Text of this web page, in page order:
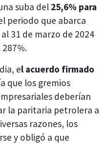
suba del 25,6% para
periodo que abarca
31 de marzo de 2024
el acuerdo firmado
que los gremios
deberían
la paritaria petrolera a
razones, los
y obligó a que